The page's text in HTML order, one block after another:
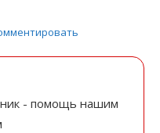
- помощь нашим